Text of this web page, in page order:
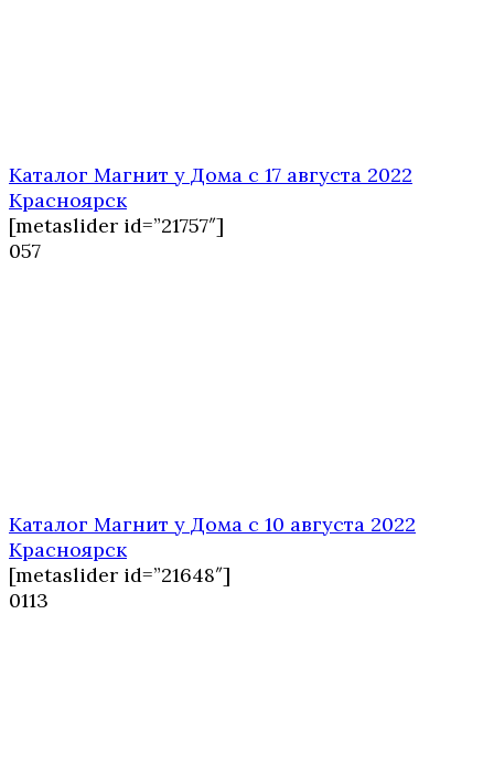
Каталог Магнит у Дома с 17 августа 2022
Красноярск
[metaslider id=”21757″]
057
Каталог Магнит у Дома с 10 августа 2022
Красноярск
[metaslider id=”21648″]
0113